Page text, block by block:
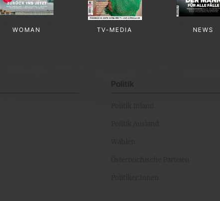
WOMAN TV-MEDIA NEWS